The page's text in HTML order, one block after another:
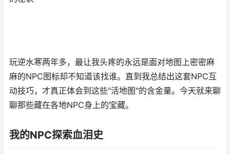
玩逆水寒两年多，最让我头疼的永远是面对地图上密密麻
麻的NPC图标却不知道该找谁。直到我总结出这套NPC互
动技巧，才真正体会到这些"活地图"的含金量。今天就来聊
聊那些藏在各地NPC身上的宝藏。
我的NPC探索血泪史